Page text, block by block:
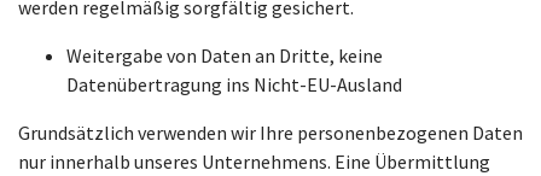
werden regelmäßig sorgfältig gesichert.
Weitergabe von Daten an Dritte, keine
Datenübertragung ins Nicht-EU-Ausland
Grundsätzlich verwenden wir Ihre personenbezogenen Daten
nur innerhalb unseres Unternehmens. Eine Übermittlung